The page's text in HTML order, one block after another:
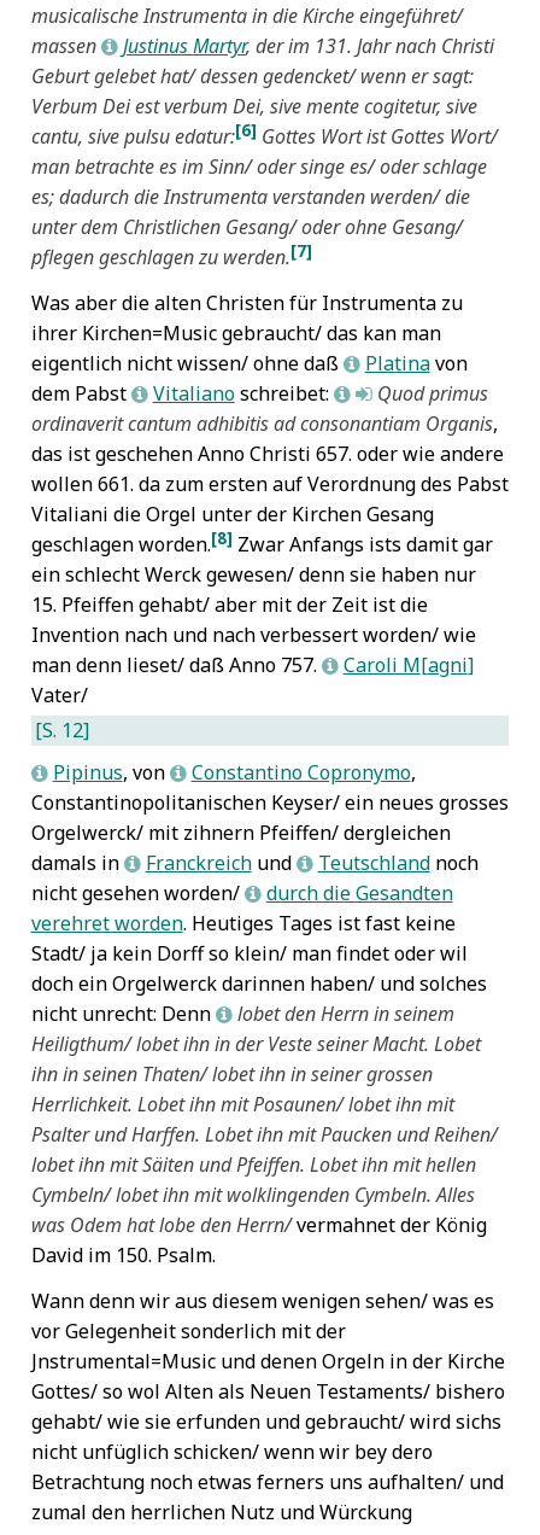
musicalische Instrumenta in die Kirche eingeführet/
massen L Justinus Martyr, der im 131. Jahr nach Christi
Geburt gelebet hat/ dessen gedencket/ wenn er sagt:
Verbum Dei est verbum Dei, sive mente cogitetur, sive
cantu, sive pulsu edatur:[6] Gottes Wort ist Gottes Wort/
man betrachte es im Sinn/ oder singe es/ oder schlage
es;dadurch die Instrumenta verstanden werden/ die
unter dem Christlichen Gesang/ oder ohne Gesang/
pflegen geschlagen zu werden.[7]
Was aber die alten Christen für Instrumenta zu
ihrer Kirchen=Music gebraucht/ das kan man
eigentlich nicht wissen/ ohne daß L Platinavon
dem Pabst L Vitalianoschreibet: L MQuod primus
ordinaverit cantum adhibitis ad consonantiam Organis,
das ist geschehen Anno Christi 657. oder wie andere
wollen 661. da zum ersten auf Verordnung des Pabst
Vitaliani die Orgel unter der Kirchen Gesang
geschlagen worden.[8] Zwar Anfangs ists damit gar
ein schlecht Werck gewesen/ denn sie haben nur
15. Pfeiffen gehabt/ aber mit der Zeit ist die
Invention nach und nach verbessert worden/ wie
man denn lieset/ daß Anno 757. L Caroli M agni
Vater/
[S. 12]
L Pipinus, von L Constantino Copronymo,
Constantinopolitanischen Keyser/ ein neues grosses
Orgelwerck/ mit zihnern Pfeiffen/ dergleichen
damals in L Franckreichund L Teutschlandnoch
nicht gesehen worden/ L durch die Gesandten
verehret worden. Heutiges Tages ist fast keine
Stadt/ ja kein Dorff so klein/ man findet oder wil
doch ein Orgelwerck darinnen haben/ und solches
nicht unrecht: Denn L lobet den Herrn in seinem
Heiligthum/ lobet ihn in der Veste seiner Macht. Lobet
ihn in seinen Thaten/ lobet ihn in seiner grossen
Herrlichkeit. Lobet ihn mit Posaunen/ lobet ihn mit
Psalter und Harffen. Lobet ihn mit Paucken und Reihen/
lobet ihn mit Säiten und Pfeiffen. Lobet ihn mit hellen
Cymbeln/ lobet ihn mit wolklingenden Cymbeln. Alles
was Odem hat lobe den Herrn/vermahnet der König
David im 150. Psalm.
Wann denn wir aus diesem wenigen sehen/ was es
vor Gelegenheit sonderlich mit der
Jnstrumental=Music und denen Orgeln in der Kirche
Gottes/ so wol Alten als Neuen Testaments/ bishero
gehabt/ wie sie erfunden und gebraucht/ wird sichs
nicht unfüglich schicken/ wenn wir bey dero
Betrachtung noch etwas ferners uns aufhalten/ und
zumal den herrlichen Nutz und Würckung